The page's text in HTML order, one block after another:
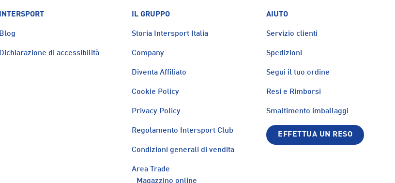
INTERSPORT
Blog
Dichiarazione di accessibilità
IL GRUPPO
Storia Intersport Italia
Company
Diventa Affiliato
Cookie Policy
Privacy Policy
Regolamento Intersport Club
Condizioni generali di vendita
Area Trade
Magazzino online
AIUTO
Servizio clienti
Spedizioni
Segui il tuo ordine
Resi e Rimborsi
Smaltimento imballaggi
EFFETTUA UN RESO